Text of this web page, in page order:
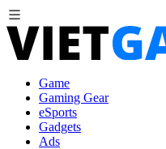
Game
Gaming Gear
eSports
Gadgets
Ads